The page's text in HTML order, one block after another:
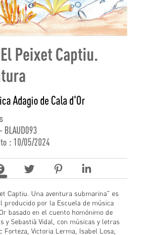
Peixet Captiu.
Adagio de Cala d'Or
: 10/05/2024
Captiu. Una aventura submarina" es
producido por la Escuela de música
basado en el cuento homónimo de
y Sebastià Vidal, con músicas y letras
Forteza, Victoria Lerma, Isabel Losa,